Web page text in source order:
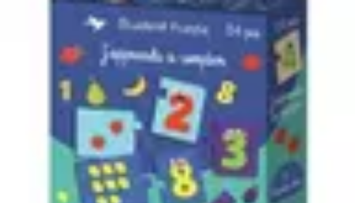
Optimise Mon Argent
Budget et ÉpargneÉpargneÉpargne et
Investissements
Optimise Mon Argent